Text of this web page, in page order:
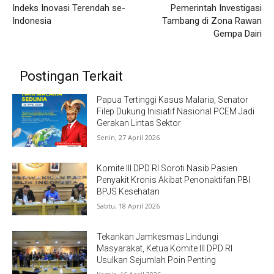
Indeks Inovasi Terendah se-
Indonesia
Pemerintah Investigasi
Tambang di Zona Rawan
Gempa Dairi
Postingan Terkait
Papua Tertinggi Kasus Malaria, Senator
Filep Dukung Inisiatif Nasional PCEM Jadi
Gerakan Lintas Sektor
Senin, 27 April 2026
Komite III DPD RI Soroti Nasib Pasien
Penyakit Kronis Akibat Penonaktifan PBI
BPJS Kesehatan
Sabtu, 18 April 2026
Tekankan Jamkesmas Lindungi
Masyarakat, Ketua Komite III DPD RI
Usulkan Sejumlah Poin Penting